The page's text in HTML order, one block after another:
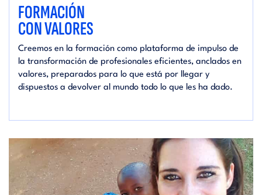
FORMACIÓN
CON VALORES
Creemos en la formación como plataforma de impulso de
la transformación de profesionales eficientes, anclados en
valores, preparados para lo que está por llegar y
dispuestos a devolver al mundo todo lo que les ha dado.